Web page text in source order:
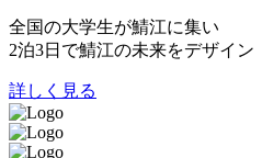
全国の大学生が鯖江に集い
2泊3日で鯖江の未来をデザイン
詳しく見る